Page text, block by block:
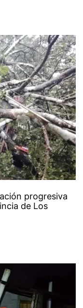
progresiva
de Los